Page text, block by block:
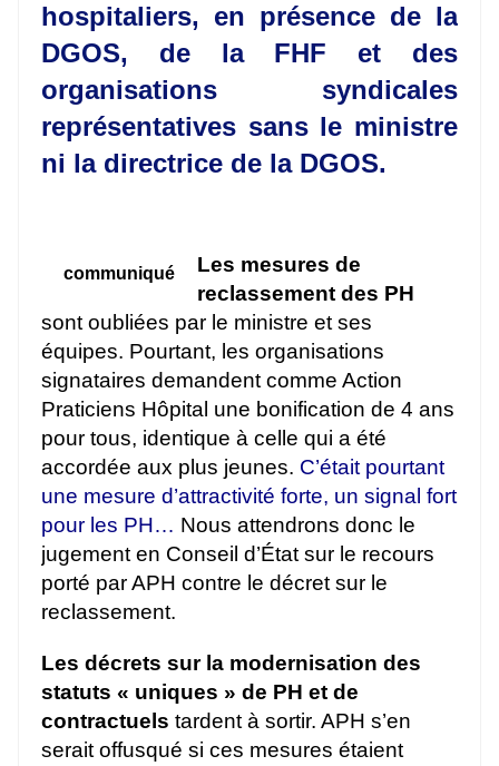
hospitaliers, en présence de la
DGOS, de la FHF et des
organisations syndicales
représentatives sans le ministre
ni la directrice de la DGOS.
communiqué
Les mesures de
reclassement des PH
sont oubliées par le ministre et ses
équipes. Pourtant, les organisations
signataires demandent comme Action
Praticiens Hôpital une bonification de 4 ans
pour tous, identique à celle qui a été
accordée aux plus jeunes. C’était pourtant
une mesure d’attractivité forte, un signal fort
pour les PH… Nous attendrons donc le
jugement en Conseil d’État sur le recours
porté par APH contre le décret sur le
reclassement.
Les décrets sur la modernisation des
statuts « uniques » de PH et de
contractuels tardent à sortir. APH s’en
serait offusqué si ces mesures étaient